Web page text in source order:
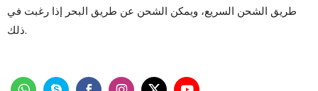
طريق الشحن السريع، ويمكن الشحن عن طريق البحر إذا رغبت في
ذلك.